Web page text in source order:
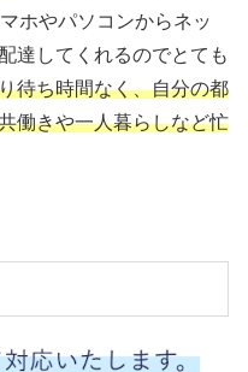
ホやパソコンからネッ
達してくれるのでとても
待ち時間なく、自分の都
働きや一人暮らしなど忙